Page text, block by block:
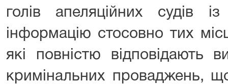
голів апеляційних судів
інформацію стосовно тих
які повністю відповідають
кримінальних проваджень, що